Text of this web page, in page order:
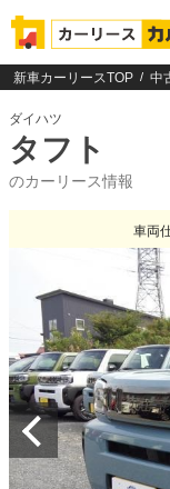
新車カーリースTOP 中
ダイハツ
タフト
のカーリース情報
車両